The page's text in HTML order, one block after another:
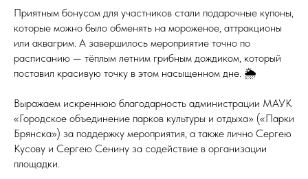
Приятным бонусом для участников стали подарочные купоны,
которые можно было обменять на мороженое, аттракционы
или аквагрим. А завершилось мероприятие точно по
расписанию — тёплым летним грибным дождиком, который
поставил красивую точку в этом насыщенном дне. 🌦
Выражаем искреннюю благодарность администрации МАУК
«Городское объединение парков культуры и отдыха» («Парки
Брянска») за поддержку мероприятия, а также лично Сергею
Кусову и Сергею Сенину за содействие в организации
площадки.